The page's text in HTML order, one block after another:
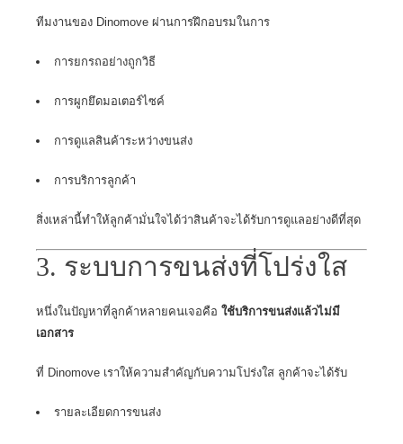
ทีมงานของ Dinomove ผ่านการฝึกอบรมในการ
การยกรถอย่างถูกวิธี
การผูกยึดมอเตอร์ไซค์
การดูแลสินค้าระหว่างขนส่ง
การบริการลูกค้า
สิ่งเหล่านี้ทำให้ลูกค้ามั่นใจได้ว่าสินค้าจะได้รับการดูแลอย่างดีที่สุด
3. ระบบการขนส่งที่โปร่งใส
หนึ่งในปัญหาที่ลูกค้าหลายคนเจอคือ ใช้บริการขนส่งแล้วไม่มี
เอกสาร
ที่ Dinomove เราให้ความสำคัญกับความโปร่งใส ลูกค้าจะได้รับ
รายละเอียดการขนส่ง